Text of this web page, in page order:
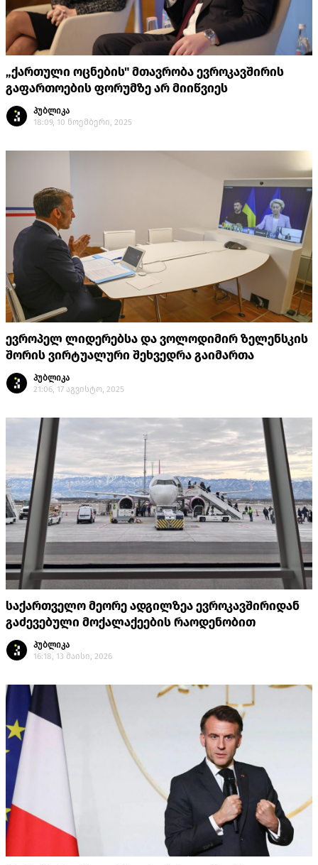
„ქართული ოცნების" მთავრობა ევროკავშირის
გაფართოების ფორუმზე არ მიიწვიეს
პუბლიკა
18:09, 10 ნოემბერი, 2025
ევროპელ ლიდერებსა და ვოლოდიმირ ზელენსკის
შორის ვირტუალური შეხვედრა გაიმართა
პუბლიკა
21:06, 17 აგვისტო, 2025
საქართველო მეორე ადგილზეა ევროკავშირიდან
გაძევებული მოქალაქეების რაოდენობით
პუბლიკა
16:18, 13 მაისი, 2026